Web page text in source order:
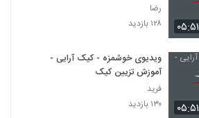
۰۵:۵۱
رضا
۱۲۸ بازدید
۰۵:۵۱
ویدیوی خوشمزه - کیک آرایی -
آموزش تزیین کیک
فرید
۱۳۰ بازدید